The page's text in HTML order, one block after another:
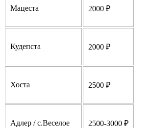
Мацеста 2000 ₽
Кудепста 2000 ₽
Хоста 2500 ₽
Адлер / с.Веселое 2500-3000 ₽